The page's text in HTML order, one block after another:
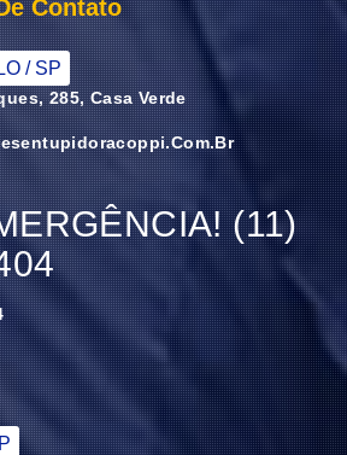
Contato
/ SP
285, Casa Verde
(11)